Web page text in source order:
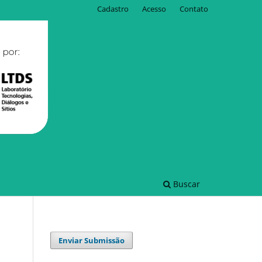
Buscar
Cadastro Acesso Contato
Enviar Submissão